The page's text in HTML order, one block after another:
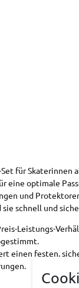
für Skaterinnen
eine optimale
und
schnell und
Leistungs-
einen festen,